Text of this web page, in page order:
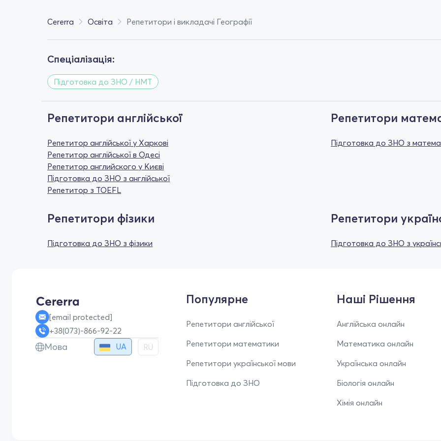
Cererra Освіта Репетитори і викладачі Географії
Спеціалізація:
Підготовка до ЗНО / НМТ
Репетитори англійської
Репетитор англійської у Харкові
Репетитор англійської в Одесі
Репетитор английского у Києві
Підготовка до ЗНО з англійської
Репетитор з TOEFL
Репетитори
Підготовка до ЗНО з
Репетитори фізики
Підготовка до ЗНО з фізики
Репетитори
Підготовка до ЗНО з
[email protected]
+38(073)-866-92-22
Мова UA RU
Популярне
Репетитори англійської
Репетитори математики
Репетитори української мови
Підготовка до ЗНО
Наші Рішення
Англійська онлайн
Математика онлайн
Українська онлайн
Біологія онлайн
Хімія онлайн